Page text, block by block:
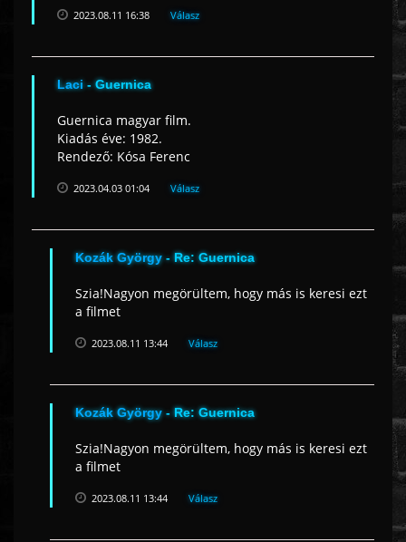
2023.08.11 16:38 Válasz
Laci- Guernica
Guernica magyar film.
Kiadás éve: 1982.
Rendező: Kósa Ferenc
2023.04.03 01:04 Válasz
Kozák György- Re: Guernica
Szia!Nagyon megörültem, hogy más is keresi ezt
a filmet
2023.08.11 13:44 Válasz
Kozák György- Re: Guernica
Szia!Nagyon megörültem, hogy más is keresi ezt
a filmet
2023.08.11 13:44 Válasz